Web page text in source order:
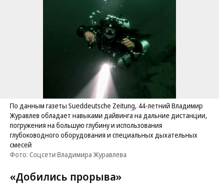
По данным газеты Sueddeutsche Zeitung, 44-летний Владимир
Журавлев обладает навыками дайвинга на дальние дистанции,
погружения на большую глубину и использования
глубоководного оборудования и специальных дыхательных
смесей
Фото: Соцсети Владимира Журавлева
«Добились прорыва»